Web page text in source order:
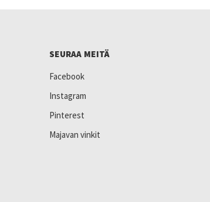
SEURAA MEITÄ
Facebook
Instagram
Pinterest
Majavan vinkit